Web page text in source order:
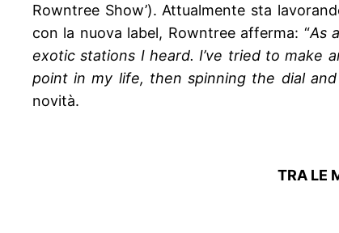
Rowntree Show’). Attualmente sta
con la nuova label, Rowntree afferma: “As
exotic stations I heard. I’ve tried to make
point in my life, then spinning the dial
novità.
TRA LE